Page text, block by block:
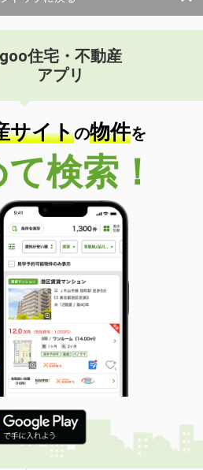
goo住宅・不動産
アプリ
サイトの物件を
検索！